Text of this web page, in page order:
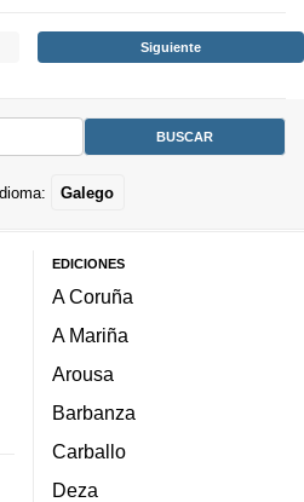
Siguiente
Galego
EDICIONES
A Coruña
A Mariña
Arousa
Barbanza
Carballo
Deza